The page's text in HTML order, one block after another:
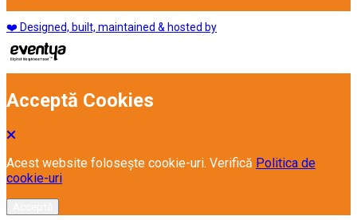
❤️ Designed, built, maintained & hosted by
Acceptă Cookies
Acest website folosește cookie-uri. Verifică Politica de
cookie-uri